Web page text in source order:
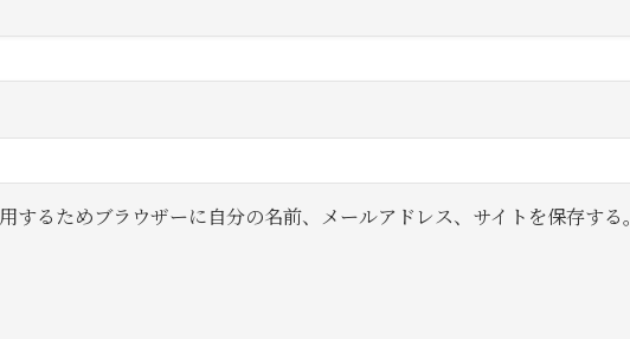
するためブラウザーに自分の名前、メールアドレス、サイトを保存する。